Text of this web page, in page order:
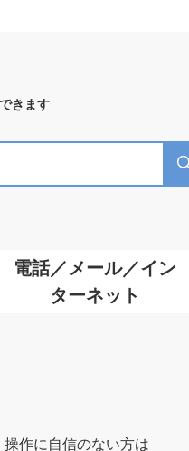
きます
電話／メール／イン
ターネット
操作に自信のない方は